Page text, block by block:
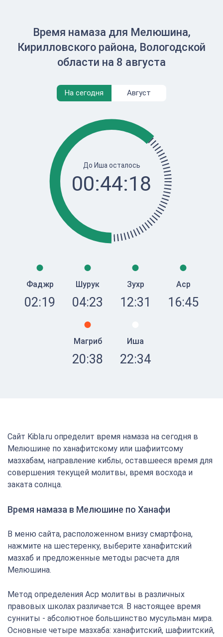
Время намаза для Мелюшина,
Кирилловского района, Вологодской
области на 8 августа
На сегодня Август
До Иша осталось
00:44:18
Фаджр
02:19
Шурук
04:23
Зухр
12:31
Аср
16:45
Магриб
20:38
Иша
22:34
Сайт Kibla.ru определит время намаза на сегодня в
Мелюшине по ханафитскому или шафиитсому
мазхабам, направление киблы, оставшееся время для
совершения текущей молитвы, время восхода и
заката солнца.
Время намаза в Мелюшине по Ханафи
В меню сайта, расположенном внизу смартфона,
нажмите на шестеренку, выберите ханафитский
мазхаб и предложенные методы расчета для
Мелюшина.
Метод определения Аср молитвы в различных
правовых школах различается. В настоящее время
сунниты - абсолютное большинство мусульман мира.
Основные четыре мазхаба: ханафитский, шафиитский,